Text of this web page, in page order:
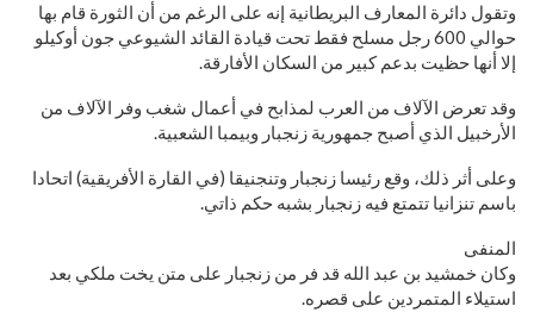
وتقول دائرة المعارف البريطانية إنه على الرغم من أن الثورة قام بها
حوالي 600 رجل مسلح فقط تحت قيادة القائد الشيوعي جون أوكيلو
إلا أنها حظيت بدعم كبير من السكان الأفارقة.
وقد تعرض الآلاف من العرب لمذابح في أعمال شغب وفر الآلاف من
الأرخبيل الذي أصبح جمهورية زنجبار وبيمبا الشعبية.
وعلى أثر ذلك، وقع رئيسا زنجبار وتنجنيقا (في القارة الأفريقية) اتحادا
باسم تنزانيا تتمتع فيه زنجبار بشبه حكم ذاتي.
المنفى
وكان خمشيد بن عبد الله قد فر من زنجبار على متن يخت ملكي بعد
استيلاء المتمردين على قصره.